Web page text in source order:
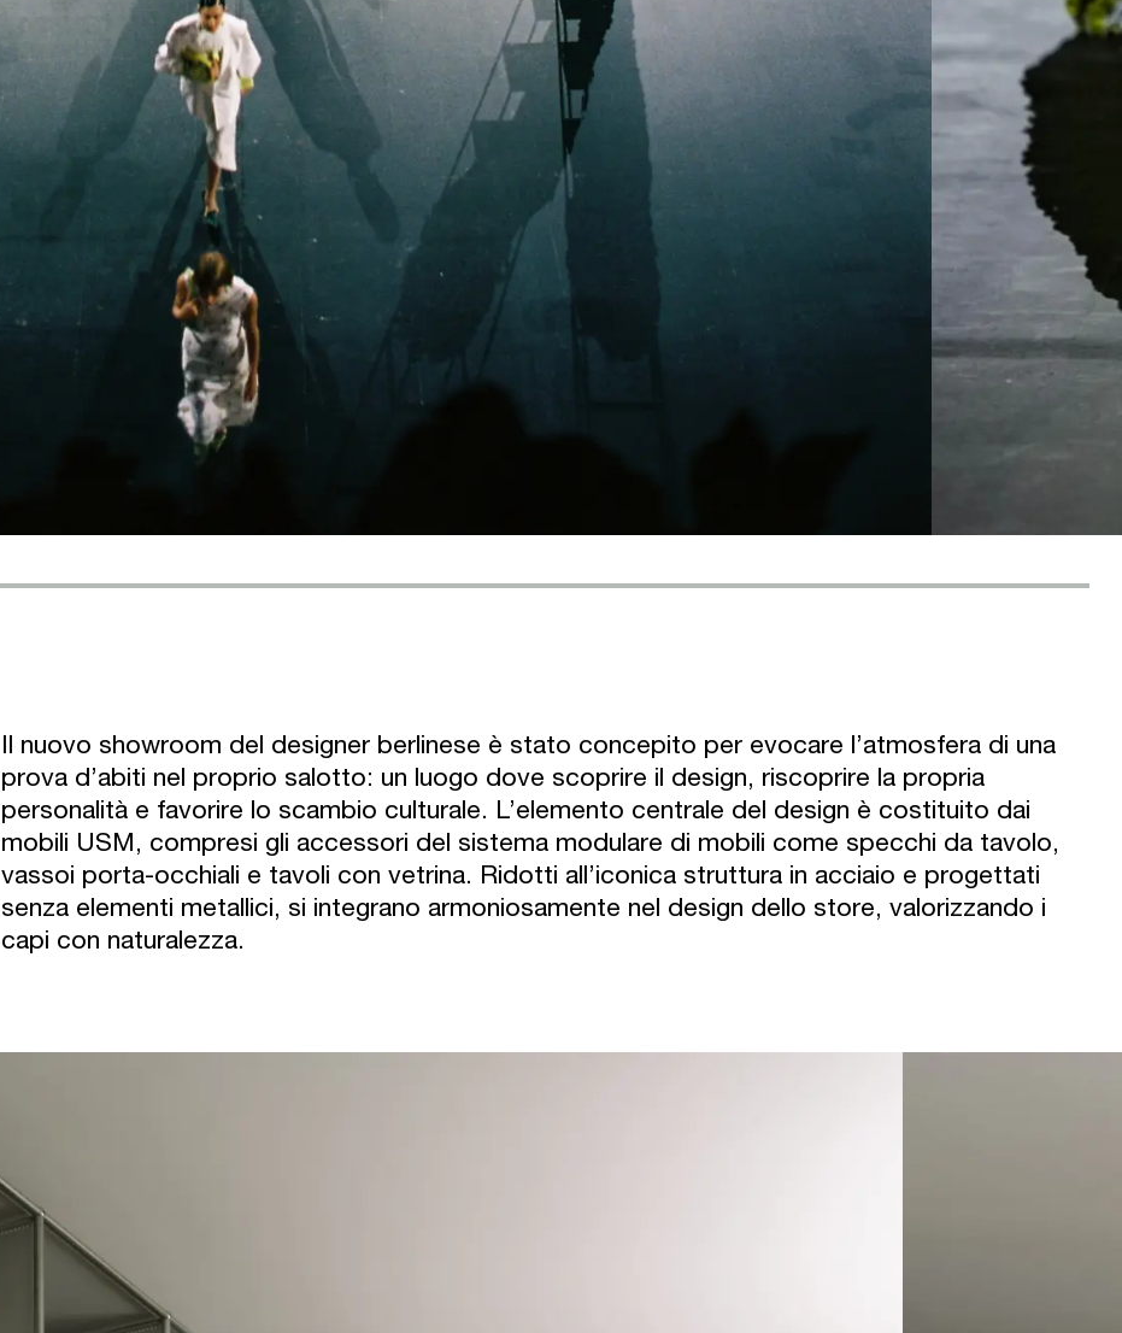
Il nuovo showroom del designer berlinese è stato concepito per evocare l’atmosfera di una
prova d’abiti nel proprio salotto: un luogo dove scoprire il design, riscoprire la propria
personalità e favorire lo scambio culturale. L’elemento centrale del design è costituito dai
mobili USM, compresi gli accessori del sistema modulare di mobili come specchi da tavolo,
vassoi porta-occhiali e tavoli con vetrina. Ridotti all’iconica struttura in acciaio e progettati
senza elementi metallici, si integrano armoniosamente nel design dello store, valorizzando i
capi con naturalezza.